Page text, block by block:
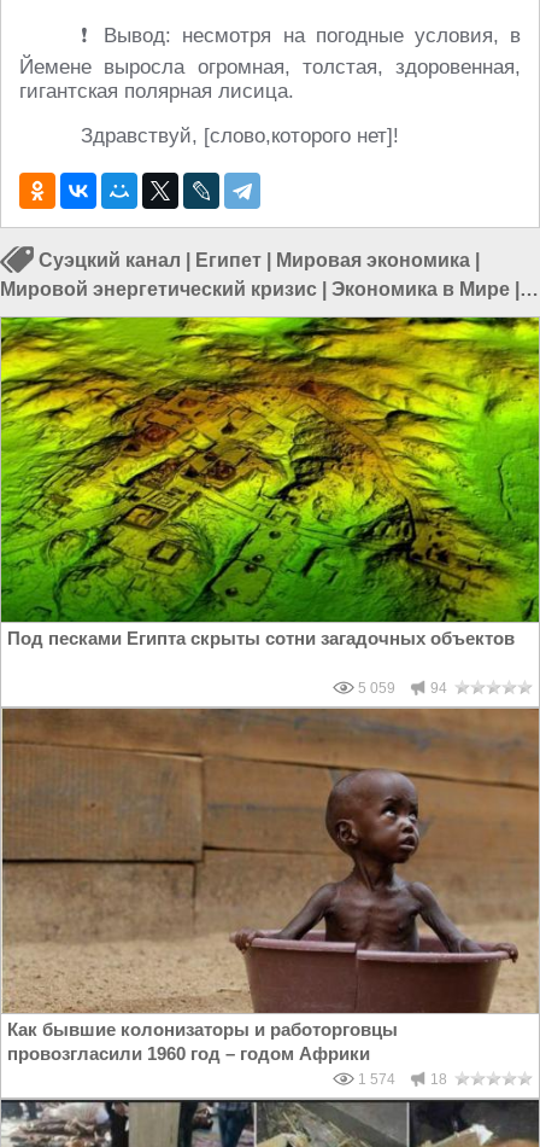
❗️ Вывод: несмотря на погодные условия, в
Йемене выросла огромная, толстая, здоровенная,
гигантская полярная лисица.
Здравствуй, [слово,которого нет]!
Суэцкий канал Египет Мировая экономика
Мировой энергетический кризис
Экономика в Мире
Экономика в Африке
Под песками Египта скрыты сотни загадочных объектов
5 059 94
Как бывшие колонизаторы и работорговцы
провозгласили 1960 год – годом Африки
1 574 18